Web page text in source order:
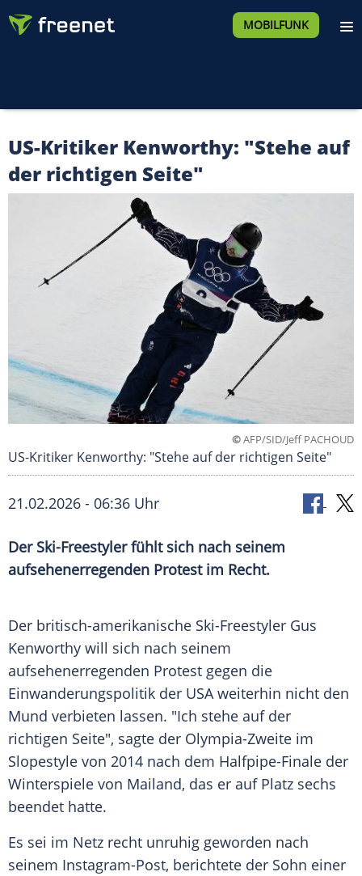
MOBILFUNK
US-Kritiker Kenworthy: "Stehe auf
der richtigen Seite"
©AFP/SID/Jeff PACHOUD
US-Kritiker Kenworthy: "Stehe auf der richtigen Seite"
21.02.2026 - 06:36 Uhr
Der Ski-Freestyler fühlt sich nach seinem
aufsehenerregenden Protest im Recht.
Der britisch-amerikanische Ski-Freestyler Gus
Kenworthy will sich nach seinem
aufsehenerregenden Protest gegen die
Einwanderungspolitik der USA weiterhin nicht den
Mund verbieten lassen. "Ich stehe auf der
richtigen Seite", sagte der Olympia-Zweite im
Slopestyle von 2014 nach dem Halfpipe-Finale der
Winterspiele von Mailand, das er auf Platz sechs
beendet hatte.
Es sei im Netz recht unruhig geworden nach
seinem Instagram-Post, berichtete der Sohn einer